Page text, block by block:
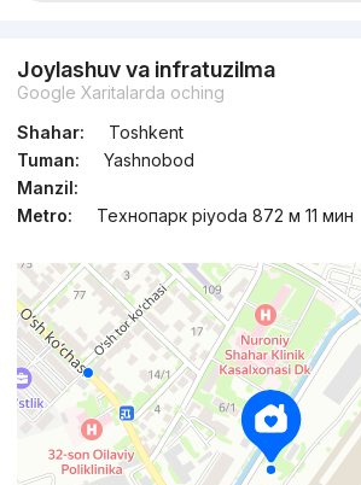
Joylashuv va infratuzilma
Google Xaritalarda oching
Shahar:
Toshkent
Tuman:
Yashnobod
Manzil:
Metro:
Технопарк piyoda 872 м 11 мин